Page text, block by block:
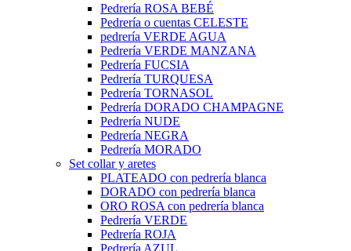
Pedrería ROSA BEBÉ
Pedrería o cuentas CELESTE
pedrería VERDE AGUA
Pedrería VERDE MANZANA
Pedrería FUCSIA
Pedrería TURQUESA
Pedrería TORNASOL
Pedrería DORADO CHAMPAGNE
Pedrería NUDE
Pedrería NEGRA
Pedrería MORADO
Set collar y aretes
PLATEADO con pedrería blanca
DORADO con pedrería blanca
ORO ROSA con pedrería blanca
Pedrería VERDE
Pedrería ROJA
Pedrería AZUL